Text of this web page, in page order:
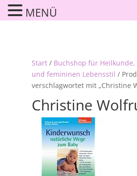
Start/ Buchshop für
und femininen Lebensstil /
verschlagwortet mit „Christine
Christine
MENÜ